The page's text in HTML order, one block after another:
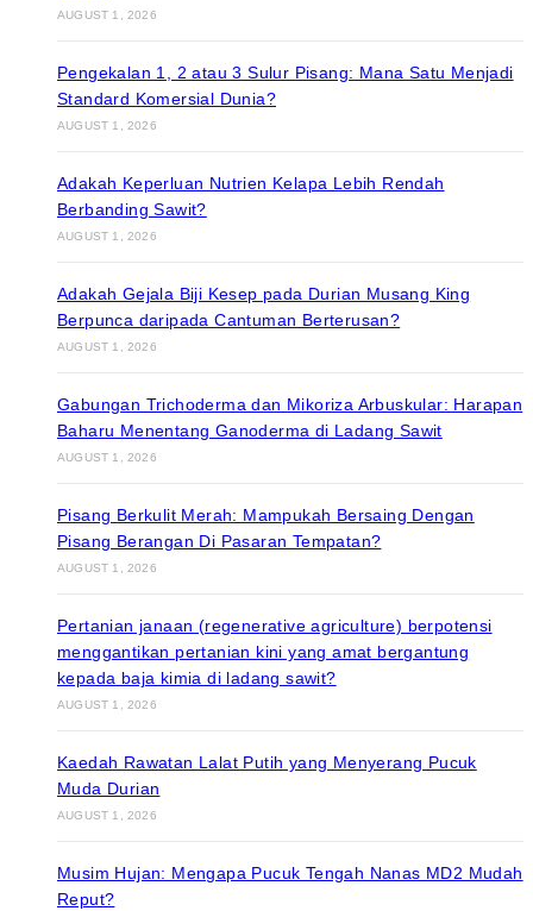
AUGUST 1, 2026
Pengekalan 1, 2 atau 3 Sulur Pisang: Mana Satu Menjadi
Standard Komersial Dunia?
AUGUST 1, 2026
Adakah Keperluan Nutrien Kelapa Lebih Rendah
Berbanding Sawit?
AUGUST 1, 2026
Adakah Gejala Biji Kesep pada Durian Musang King
Berpunca daripada Cantuman Berterusan?
AUGUST 1, 2026
Gabungan Trichoderma dan Mikoriza Arbuskular: Harapan
Baharu Menentang Ganoderma di Ladang Sawit
AUGUST 1, 2026
Pisang Berkulit Merah: Mampukah Bersaing Dengan
Pisang Berangan Di Pasaran Tempatan?
AUGUST 1, 2026
Pertanian janaan (regenerative agriculture) berpotensi
menggantikan pertanian kini yang amat bergantung
kepada baja kimia di ladang sawit?
AUGUST 1, 2026
Kaedah Rawatan Lalat Putih yang Menyerang Pucuk
Muda Durian
AUGUST 1, 2026
Musim Hujan: Mengapa Pucuk Tengah Nanas MD2 Mudah
Reput?